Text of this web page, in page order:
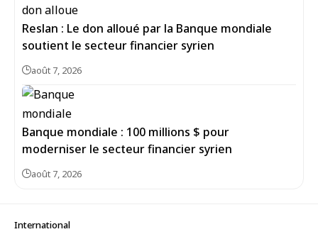
Reslan : Le don alloué par la Banque mondiale
soutient le secteur financier syrien
août 7, 2026
Banque mondiale : 100 millions $ pour
moderniser le secteur financier syrien
août 7, 2026
International